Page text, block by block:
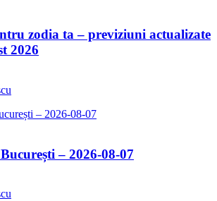
zodia ta – previziuni actualizate
2026
– 2026-08-07